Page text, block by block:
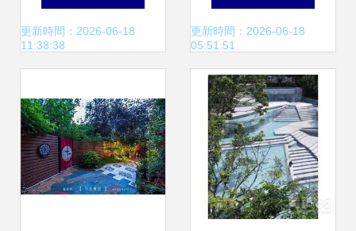
化工程設計施工全
更新時間：2026-06-18
11:38:38
量
更新時間：2026-06-18
05:51:51